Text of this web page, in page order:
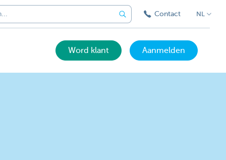
Contact NL
Word klant Aanmelden